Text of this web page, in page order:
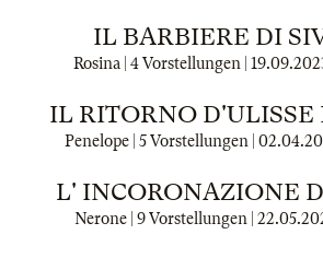
IL BARBIERE DI
Rosina | 4 Vorstellungen |
IL RITORNO D'ULISSE
Penelope | 5 Vorstellungen |
L' INCORONAZIONE
Nerone | 9 Vorstellungen |